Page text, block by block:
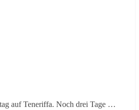
auf Teneriffa. Noch drei Tage …